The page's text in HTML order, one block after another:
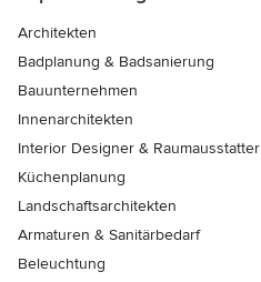
Architekten
Badplanung & Badsanierung
Bauunternehmen
Innenarchitekten
Interior Designer & Raumausstatter
Küchenplanung
Landschaftsarchitekten
Armaturen & Sanitärbedarf
Beleuchtung